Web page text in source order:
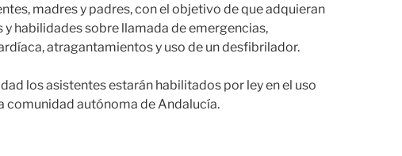
madres y padres, con el objetivo de que adquieran
habilidades sobre llamada de emergencias,
atragantamientos y uso de un desfibrilador.
los asistentes estarán habilitados por ley en el uso
comunidad autónoma de Andalucía.